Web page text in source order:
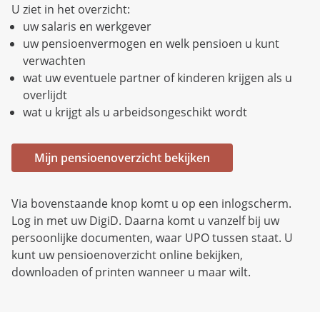
U ziet in het overzicht:
uw salaris en werkgever
uw pensioenvermogen en welk pensioen u kunt
verwachten
wat uw eventuele partner of kinderen krijgen als u
overlijdt
wat u krijgt als u arbeidsongeschikt wordt
Mijn pensioenoverzicht bekijken
Via bovenstaande knop komt u op een inlogscherm.
Log in met uw DigiD. Daarna komt u vanzelf bij uw
persoonlijke documenten, waar UPO tussen staat. U
kunt uw pensioenoverzicht online bekijken,
downloaden of printen wanneer u maar wilt.